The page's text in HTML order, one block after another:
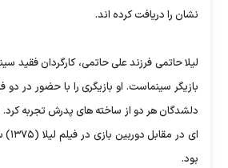
نشان را دریافت کرده اند.
لیلا حاتمی فرزند علی حاتمی، کارگردان فقید
بازیگر سینماست. او بازیگری را با حضور در
دلشدگان هر دو از ساخته های پدرش تجربه
ای
بود.